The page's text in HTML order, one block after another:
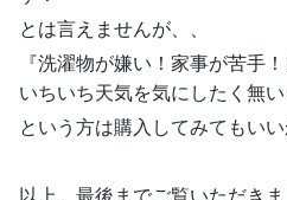
とは言えませんが、、
『洗濯物が嫌い！家事が苦手
いちいち天気を気にしたく無い
という方は購入してみてもい
以上、最後までご覧いただき